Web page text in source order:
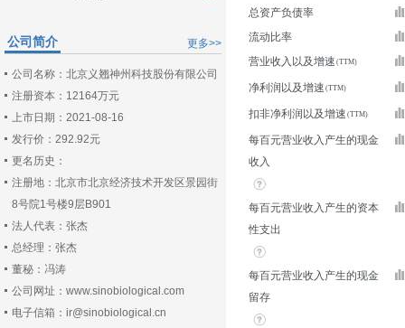
更多>>
公司简介
公司名称：北京义翘神州科技股份有限公司
注册资本：12164万元
上市日期：2021-08-16
发行价：292.92元
更名历史：
注册地：北京市北京经济技术开发区景园街
8号院1号楼9层B901
法人代表：张杰
总经理：张杰
董秘：冯涛
公司网址：www.sinobiological.com
电子信箱：ir@sinobiological.cn
总资产负债率
流动比率
营业收入以及增速
净利润以及增速
扣非净利润以及增速
每百元营业收入产生的现金
收入
每百元营业收入产生的资本
性支出
每百元营业收入产生的现金
留存